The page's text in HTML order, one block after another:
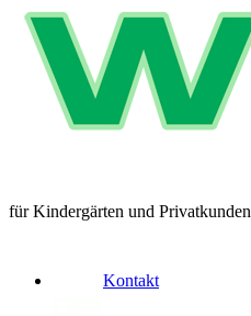
für Kindergärten und Privatkunden
Kontakt